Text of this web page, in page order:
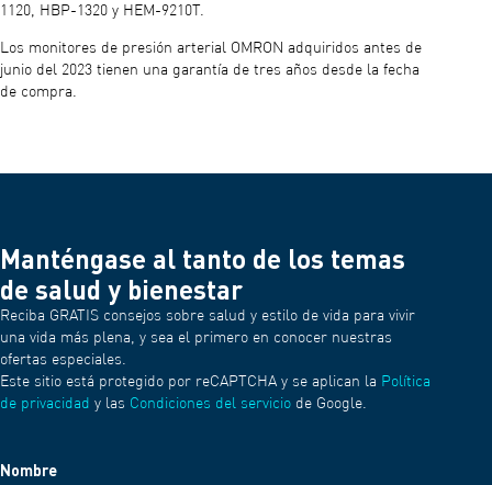
1120, HBP-1320 y HEM-9210T.
Los monitores de presión arterial OMRON adquiridos antes de
junio del 2023 tienen una garantía de tres años desde la fecha
de compra.
Manténgase al tanto de los temas
de salud y bienestar
Reciba GRATIS consejos sobre salud y estilo de vida para vivir
una vida más plena, y sea el primero en conocer nuestras
ofertas especiales.
Este sitio está protegido por reCAPTCHA y se aplican la Política
de privacidad y las Condiciones del servicio de Google.
Nombre